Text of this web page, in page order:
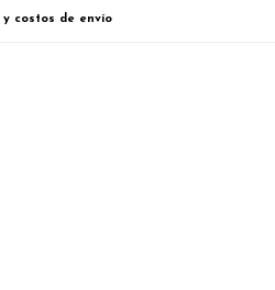
y costos de envío